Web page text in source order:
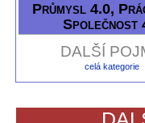
Průmysl 4.0,
Společnost
DALŠÍ
celá kategorie